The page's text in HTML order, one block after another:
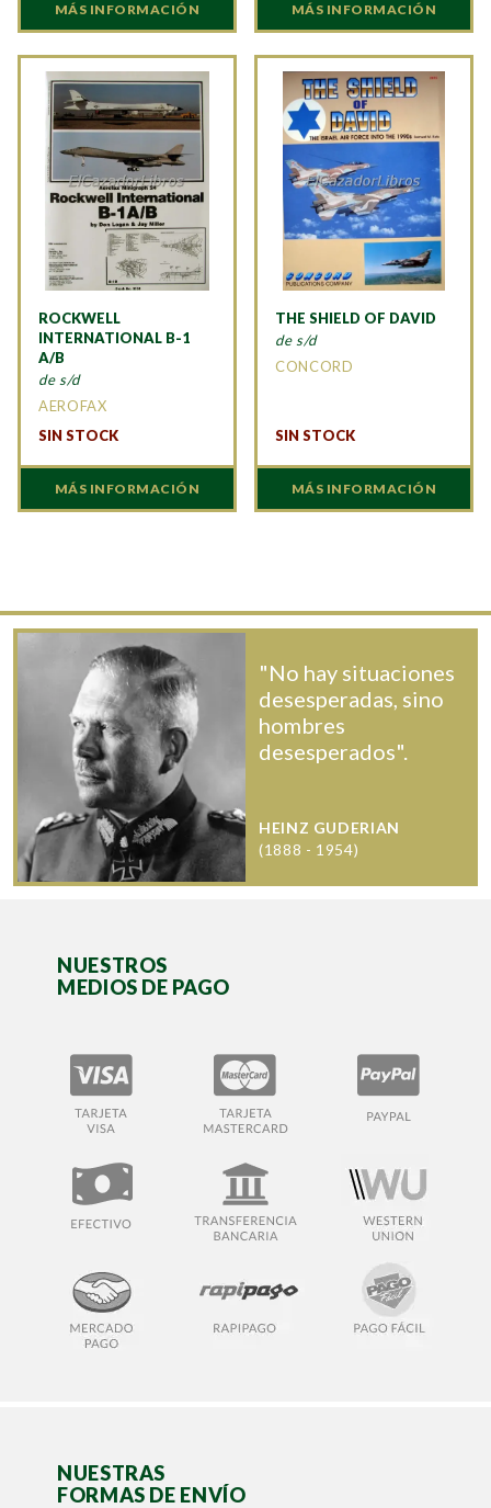
MÁS INFORMACIÓN MÁS INFORMACIÓN
ROCKWELL
INTERNATIONAL B-1
A/B
de s/d
AEROFAX
SIN STOCK
MÁS INFORMACIÓN
THE SHIELD OF DAVID
de s/d
CONCORD
SIN STOCK
MÁS INFORMACIÓN
"No hay situaciones
desesperadas, sino
hombres
desesperados".
HEINZ GUDERIAN
(1888 - 1954)
NUESTROS
MEDIOS DE PAGO
NUESTRAS
FORMAS DE ENVÍO